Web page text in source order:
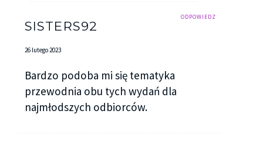
ODPOWIEDZ
SISTERS92
26 lutego 2023
Bardzo podoba mi się tematyka
przewodnia obu tych wydań dla
najmłodszych odbiorców.